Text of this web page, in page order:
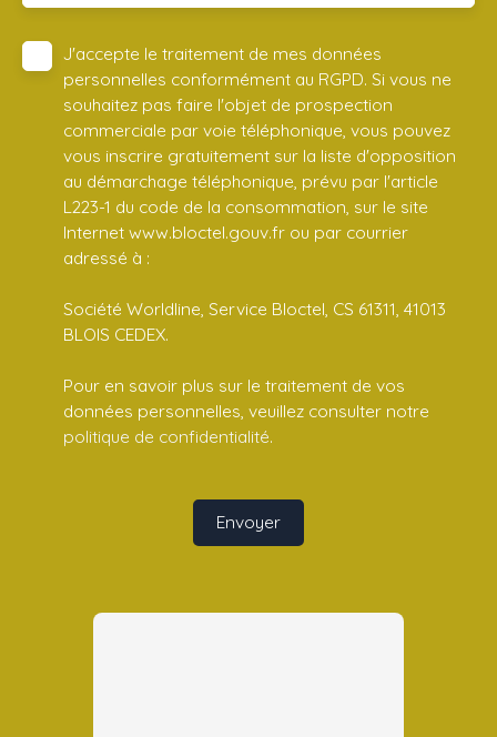
J'accepte le traitement de mes données
personnelles conformément au RGPD. Si vous ne
souhaitez pas faire l'objet de prospection
commerciale par voie téléphonique, vous pouvez
vous inscrire gratuitement sur la liste d'opposition
au démarchage téléphonique, prévu par l'article
L223-1 du code de la consommation, sur le site
Internet www.bloctel.gouv.fr ou par courrier
adressé à :
Société Worldline, Service Bloctel, CS 61311, 41013
BLOIS CEDEX.
Pour en savoir plus sur le traitement de vos
données personnelles, veuillez consulter notre
politique de confidentialité.
Envoyer